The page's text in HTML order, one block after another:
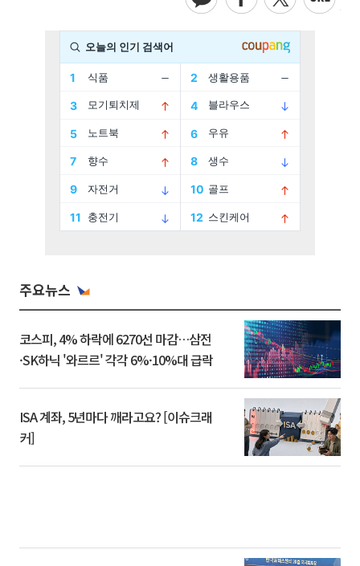
주요뉴스
코스피, 4% 하락에 6270선 마감…삼전
·SK하닉 '와르르' 각각 6%·10%대 급락
ISA 계좌, 5년마다 깨라고요? [이슈크래
커]